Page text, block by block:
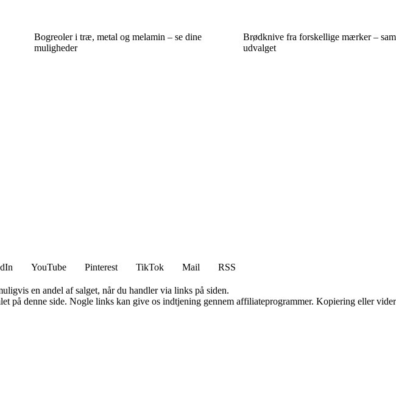
Bogreoler i træ, metal og melamin – se dine
muligheder
Brødknive fra forskellige mærker –
udvalget
YouTube Pinterest TikTok Mail
RSS
en andel af salget, når du handler via links på siden.
på denne side. Nogle links kan give os indtjening gennem affiliateprogrammer. Kopiering eller